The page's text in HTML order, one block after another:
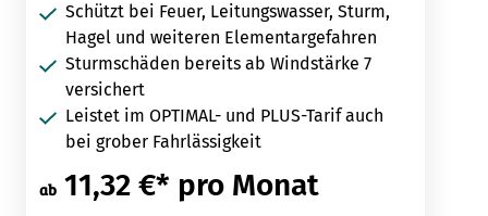
Schützt bei Feuer, Leitungswasser, Sturm,
Hagel und weiteren Elementargefahren
Sturmschäden bereits ab Windstärke 7
versichert
Leistet im OPTIMAL- und PLUS-Tarif auch
bei grober Fahrlässigkeit
ab 11,32 €* pro Monat